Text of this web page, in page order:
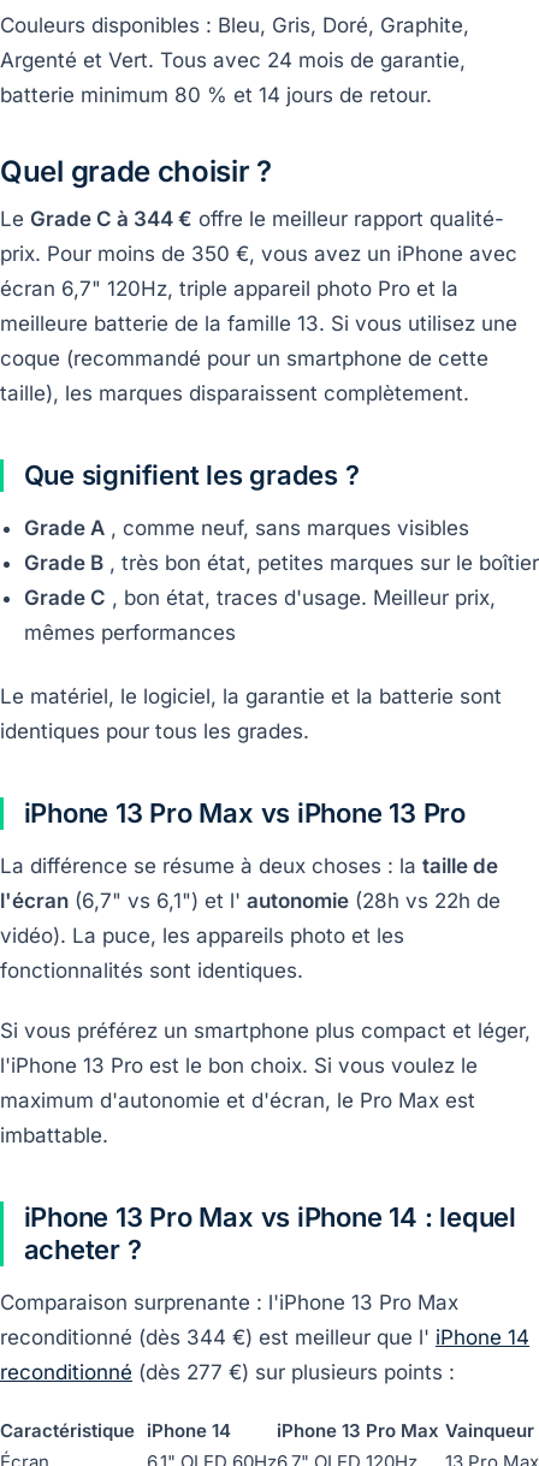
Couleurs disponibles : Bleu, Gris, Doré, Graphite,
Argenté et Vert. Tous avec 24 mois de garantie,
batterie minimum 80 % et 14 jours de retour.
Quel grade choisir ?
Le Grade C à 344 € offre le meilleur rapport qualité-
prix. Pour moins de 350 €, vous avez un iPhone avec
écran 6,7" 120Hz, triple appareil photo Pro et la
meilleure batterie de la famille 13. Si vous utilisez une
coque (recommandé pour un smartphone de cette
taille), les marques disparaissent complètement.
Que signifient les grades ?
Grade A , comme neuf, sans marques visibles
Grade B , très bon état, petites marques sur le boîtier
Grade C , bon état, traces d'usage. Meilleur prix,
mêmes performances
Le matériel, le logiciel, la garantie et la batterie sont
identiques pour tous les grades.
iPhone 13 Pro Max vs iPhone 13 Pro
La différence se résume à deux choses : la taille de
l'écran (6,7" vs 6,1") et l' autonomie (28h vs 22h de
vidéo). La puce, les appareils photo et les
fonctionnalités sont identiques.
Si vous préférez un smartphone plus compact et léger,
l'iPhone 13 Pro est le bon choix. Si vous voulez le
maximum d'autonomie et d'écran, le Pro Max est
imbattable.
iPhone 13 Pro Max vs iPhone 14 : lequel
acheter ?
Comparaison surprenante : l'iPhone 13 Pro Max
reconditionné (dès 344 €) est meilleur que l' iPhone 14
reconditionné (dès 277 €) sur plusieurs points :
Caractéristique iPhone 14 iPhone 13 Pro Max Vainqueur